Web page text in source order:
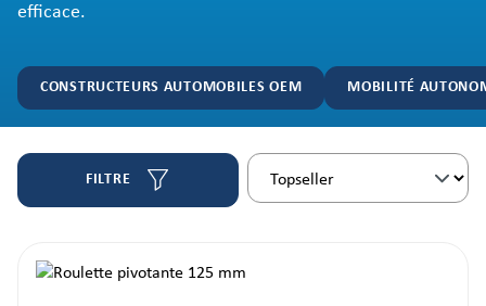
efficace.
CONSTRUCTEURS AUTOMOBILES OEM MOBILITÉ
FILTRE